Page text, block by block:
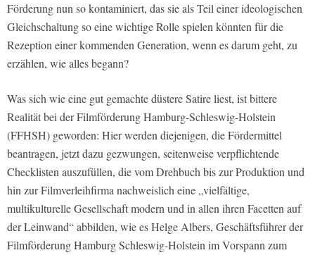
Förderung nun so kontaminiert, das sie als Teil einer ideologischen
Gleichschaltung so eine wichtige Rolle spielen könnten für die
Rezeption einer kommenden Generation, wenn es darum geht, zu
erzählen, wie alles begann?
Was sich wie eine gut gemachte düstere Satire liest, ist bittere
Realität bei der Filmförderung Hamburg-Schleswig-Holstein
(FFHSH) geworden: Hier werden diejenigen, die Fördermittel
beantragen, jetzt dazu gezwungen, seitenweise verpflichtende
Checklisten auszufüllen, die vom Drehbuch bis zur Produktion und
hin zur Filmverleihfirma nachweislich eine „vielfältige,
multikulturelle Gesellschaft modern und in allen ihren Facetten auf
der Leinwand“ abbilden, wie es Helge Albers, Geschäftsführer der
Filmförderung Hamburg Schleswig-Holstein im Vorspann zum